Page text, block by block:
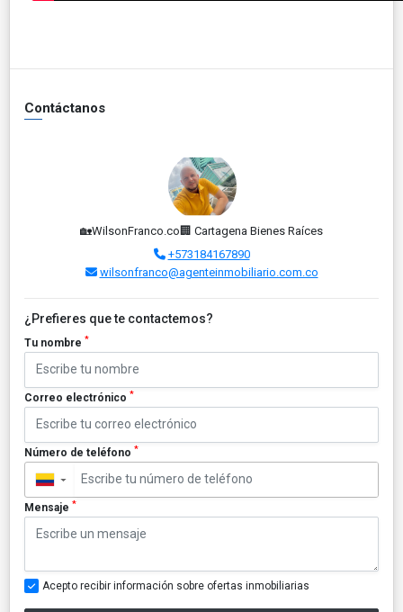
Contáctanos
🏡WilsonFranco.co🏢 Cartagena Bienes Raíces
+573184167890
wilsonfranco@agenteinmobiliario.com.co
¿Prefieres que te contactemos?
Tu nombre *
Correo electrónico *
Número de teléfono *
▼
Mensaje *
Acepto recibir información sobre ofertas inmobiliarias